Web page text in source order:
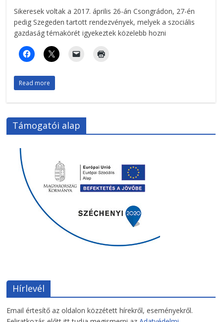
Sikeresek voltak a 2017. április 26-án Csongrádon, 27-én
pedig Szegeden tartott rendezvények, melyek a szociális
gazdaság témakörét igyekeztek közelebb hozni
Read more
Támogatói alap
Hírlevél
Email értesítő az oldalon közzétett hírekről, eseményekről.